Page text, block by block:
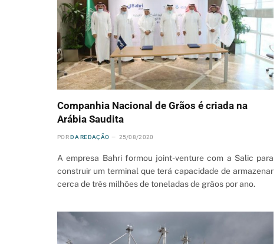
Companhia Nacional de Grãos é criada na
Arábia Saudita
POR DA REDAÇÃO 25/08/2020
A empresa Bahri formou joint-venture com a Salic para
construir um terminal que terá capacidade de armazenar
cerca de três milhões de toneladas de grãos por ano.